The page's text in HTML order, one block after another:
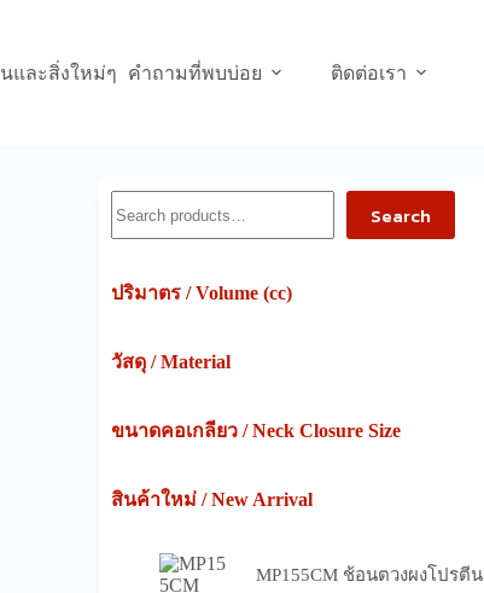
และสิ่งใหม่ๆ คำถามที่พบบ่อย ติดต่อเรา
Search
ปริมาตร / Volume (cc)
วัสดุ / Material
ขนาดคอเกลียว / Neck Closure Size
สินค้าใหม่ / New Arrival
MP155CM ช้อนตวงผงโปรตีน